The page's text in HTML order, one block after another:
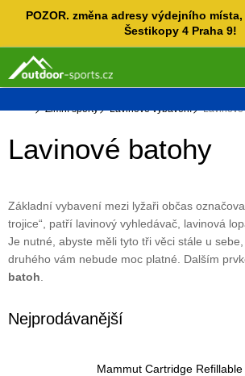
POZOR. změna adresy výdejního
Šestikopy 4 Praha 9!
Domů
Zimní sporty Lavinové výbavení
Lavinové batohy
Základní vybavení mezi lyžaři občas
trojice“, patří lavinový vyhledávač, lavinová
Je nutné, abyste měli tyto tři věci stále u
druhého vám nebude moc platné. Dalším
batoh.
Nejprodávanější
Mammut Cartridge